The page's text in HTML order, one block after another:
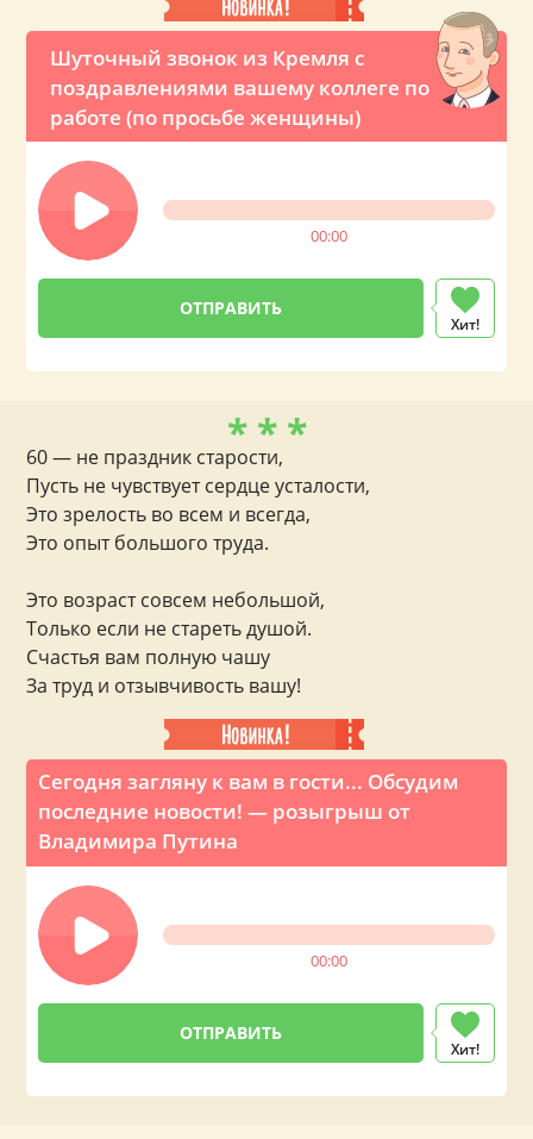
Шуточный звонок из Кремля с
поздравлениями вашему коллеге по
работе (по просьбе женщины)
00:00
Хит!
Сегодня загляну к вам в гости... Обсудим
последние новости! — розыгрыш от
Владимира Путина
00:00
Хит!
* * *
60 — не праздник старости,
Пусть не чувствует сердце усталости,
Это зрелость во всем и всегда,
Это опыт большого труда.
Это возраст совсем небольшой,
Только если не стареть душой.
Счастья вам полную чашу
За труд и отзывчивость вашу!